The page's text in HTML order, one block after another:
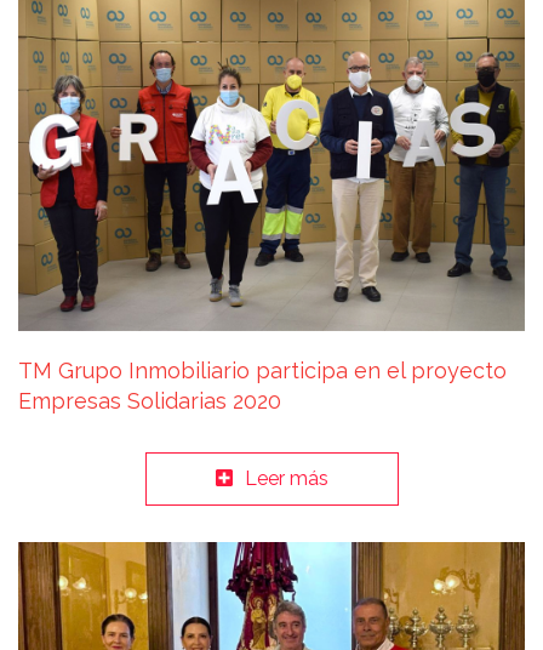
TM Grupo Inmobiliario participa en el proyecto
Empresas Solidarias 2020
Leer más